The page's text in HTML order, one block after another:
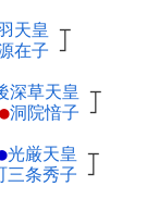
天皇 ┬
在子 ┘
深草天皇 ┬
●洞院愔子 ┘
光厳天皇 ┬
三条秀子 ┘